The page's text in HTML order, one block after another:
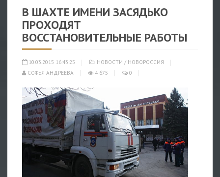
В ШАХТЕ ИМЕНИ ЗАСЯДЬКО
ПРОХОДЯТ
ВОССТАНОВИТЕЛЬНЫЕ РАБОТЫ
10.03.2015 16:43:25 НОВОСТИ / НОВОРОССИЯ
СОФЬЯ АНДРЕЕВА
4 675 0